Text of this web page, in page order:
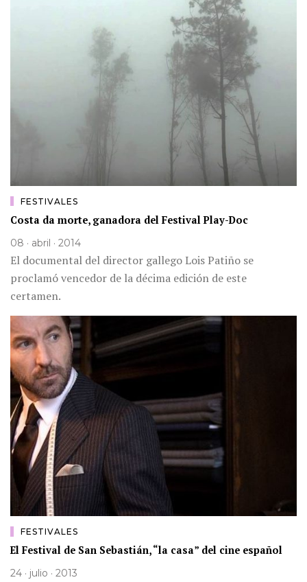
FESTIVALES
Costa da morte, ganadora del Festival Play-Doc
08 · abril · 2014
El documental del director gallego Lois Patiño se
proclamó vencedor de la décima edición de este
certamen.
FESTIVALES
El Festival de San Sebastián, “la casa” del cine español
24 · julio · 2013